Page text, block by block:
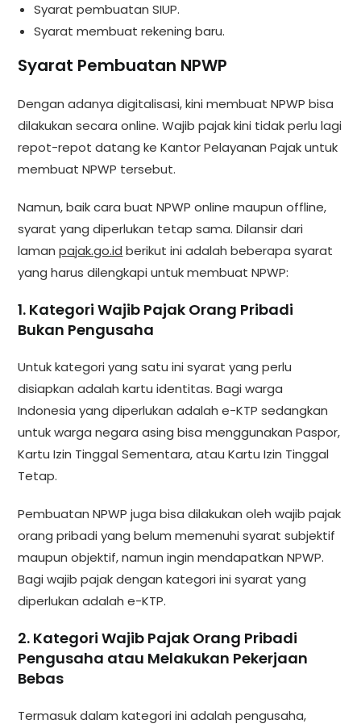
Syarat pembuatan SIUP.
Syarat membuat rekening baru.
Syarat Pembuatan NPWP
Dengan adanya digitalisasi, kini membuat NPWP bisa
dilakukan secara online. Wajib pajak kini tidak perlu lagi
repot-repot datang ke Kantor Pelayanan Pajak untuk
membuat NPWP tersebut.
Namun, baik cara buat NPWP online maupun offline,
syarat yang diperlukan tetap sama. Dilansir dari
lamanpajak.go.id berikut ini adalah beberapa syarat
yang harus dilengkapi untuk membuat NPWP:
1. Kategori Wajib Pajak Orang Pribadi
Bukan Pengusaha
Untuk kategori yang satu ini syarat yang perlu
disiapkan adalah kartu identitas. Bagi warga
Indonesia yang diperlukan adalah e-KTP sedangkan
untuk warga negara asing bisa menggunakan Paspor,
Kartu Izin Tinggal Sementara, atau Kartu Izin Tinggal
Tetap.
Pembuatan NPWP juga bisa dilakukan oleh wajib pajak
orang pribadi yang belum memenuhi syarat subjektif
maupun objektif, namun ingin mendapatkan NPWP.
Bagi wajib pajak dengan kategori ini syarat yang
diperlukan adalah e-KTP.
2. Kategori Wajib Pajak Orang Pribadi
Pengusaha atau Melakukan Pekerjaan
Bebas
Termasuk dalam kategori ini adalah pengusaha,